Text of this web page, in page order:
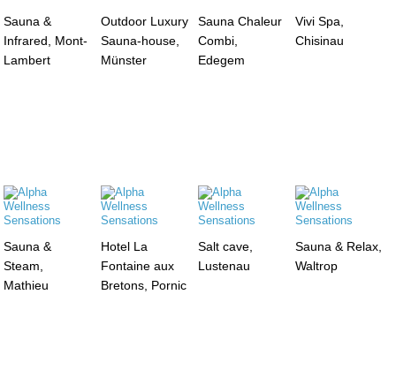
Sauna &
Infrared, Mont-
Lambert
Outdoor Luxury
Sauna-house,
Münster
Sauna Chaleur
Combi,
Edegem
Vivi Spa,
Chisinau
Sauna &
Steam,
Mathieu
Hotel La
Fontaine aux
Bretons, Pornic
Salt cave,
Lustenau
Sauna & Relax,
Waltrop